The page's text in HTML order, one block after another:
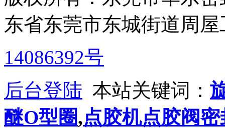
东省东莞市东城街道周
14086392号
后台登陆 本站关键词：
醚O型圈,点胶机点胶阀